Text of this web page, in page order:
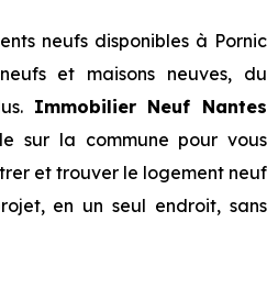
neufs disponibles à Pornic
et maisons neuves, du
Immobilier Neuf Nantes
sur la commune pour vous
et trouver le logement neuf
en un seul endroit, sans